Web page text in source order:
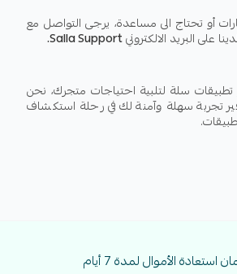
أو تحتاج الى مساعدة، يرجى التواصل مع
على البريد الالكترونيSalla Support.
تطبيقات سلة لتلبية احتياجات متجرك، نحن
تجربة سهلة وآمنة لك في رحلة استكشاف
استعادة الأموال لمدة 7 أيام